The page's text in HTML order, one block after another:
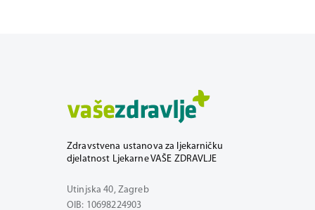
Zdravstvena ustanova za ljekarničku
djelatnost Ljekarne VAŠE ZDRAVLJE
Utinjska 40, Zagreb
OIB: 10698224903